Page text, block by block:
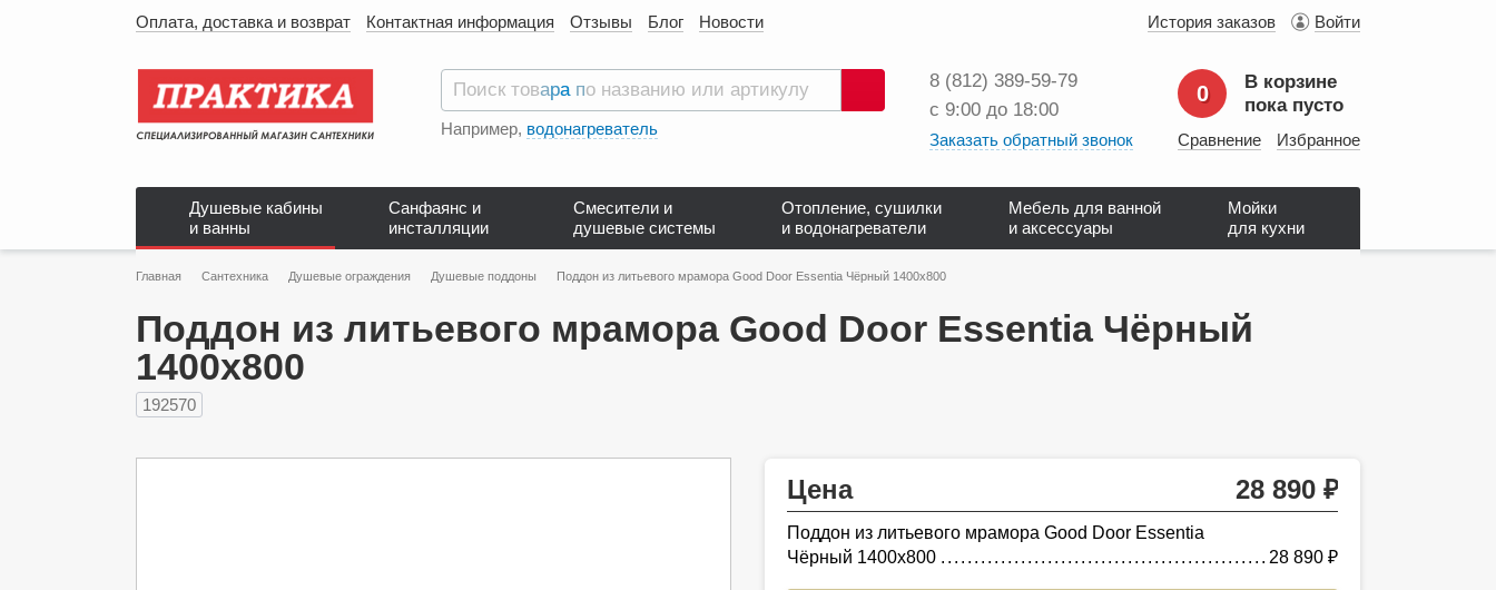
Оплата, доставка и возврат Контактная информация Отзывы Блог Новости История заказов Войти
Поиск
Например, водонагреватель
8 (812) 389‑59‑79
с 9:00 до 18:00
Заказать обратный звонок
0
В корзине
пока пусто
Сравнение Избранное
Душевые кабины
и ванны
Санфаянс и
инсталляции
Смесители и
душевые системы
Отопление, сушилки
и водонагреватели
Мебель для ванной
и аксессуары
Мойки
для кухни
Главная Сантехника Душевые ограждения Душевые поддоны Поддон из литьевого мрамора Good Door Essentia Чёрный 1400x800
Поддон из литьевого мрамора Good Door Essentia Чёрный
1400x800
192570
Цена 28 890
Поддон из литьевого мрамора Good Door Essentia
Чёрный 1400x800
28 890